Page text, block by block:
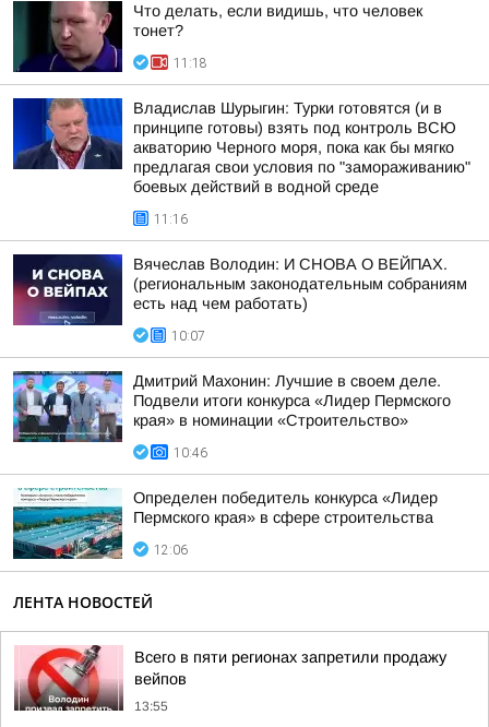
Что делать, если видишь, что человек
тонет?
11:18
Владислав Шурыгин: Турки готовятся (и в
принципе готовы) взять под контроль ВСЮ
акваторию Черного моря, пока как бы мягко
предлагая свои условия по "замораживанию"
боевых действий в водной среде
11:16
Вячеслав Володин: И СНОВА О ВЕЙПАХ.
(региональным законодательным собраниям
есть над чем работать)
10:07
Дмитрий Махонин: Лучшие в своем деле.
Подвели итоги конкурса «Лидер Пермского
края» в номинации «Строительство»
10:46
Определен победитель конкурса «Лидер
Пермского края» в сфере строительства
12:06
ЛЕНТА НОВОСТЕЙ
Всего в пяти регионах запретили продажу
вейпов
13:55